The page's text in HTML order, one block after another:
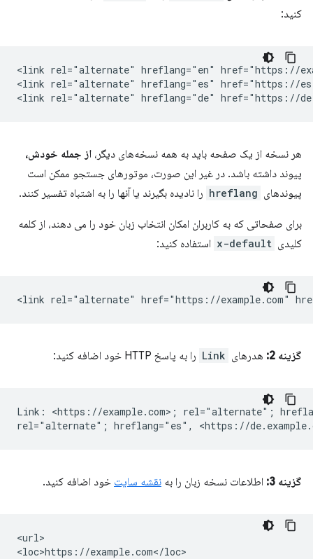
کنید:
<link rel="alternate" hreflang="en" href="https://
<link rel="alternate" hreflang="es" href="https://
هر نسخه از یک صفحه باید به همه نسخه‌های دیگر، از جمله خودش،
پیوند داشته باشد. در غیر این صورت، موتورهای جستجو ممکن است
پیوندهای hreflang را نادیده بگیرند یا آنها را به اشتباه تفسیر کنند.
برای صفحاتی که به کاربران امکان انتخاب زبان خود را می دهند، از کلمه
کلیدی x-default استفاده کنید:
گزینه 2: هدرهای Link را به پاسخ HTTP خود اضافه کنید:
Link: <https://example.com>; rel="alternate";
گزینه 3: اطلاعات نسخه زبان را به نقشه سایت خود اضافه کنید.
<url>
<loc>https://example.com</loc>